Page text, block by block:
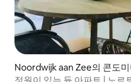
Noordwijk aan Zee의 콘도미
정원이 있는 듄 아파트 | 노르